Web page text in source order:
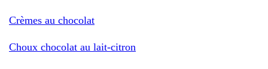
Crèmes au chocolat
Choux chocolat au lait-citron